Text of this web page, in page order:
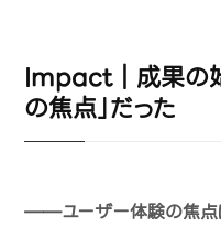
Impact｜成果の
の焦点」だった
——ユーザー体験の焦点は